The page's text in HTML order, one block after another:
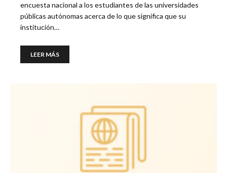
encuesta nacional a los estudiantes de las universidades
públicas autónomas acerca de lo que significa que su
institución…
LEER MÁS